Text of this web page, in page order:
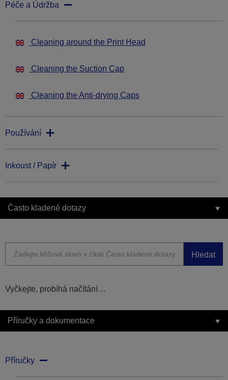
Péče a Údržba
Cleaning around the Print Head
Cleaning the Suction Cap
Cleaning the Anti-drying Caps
Používání
Inkoust / Papír
Často kladené dotazy
Hledat
Vyčkejte, probíhá načítání…
Příručky a dokumentace
Příručky